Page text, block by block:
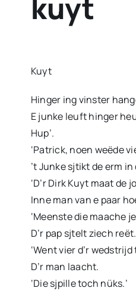
kuyt
Kuyt
Hinger ing vinster
E junke leuft hinger
Hup’.
‘Patrick, noen weëde
’t Junke sjtikt de erm in
‘D’r Dirk Kuyt maat de
Inne man van e paar
‘Meenste die maache
D’r pap sjtelt ziech reët.
‘Went vier d’r
D’r man laacht.
‘Die sjpille toch nüks.’